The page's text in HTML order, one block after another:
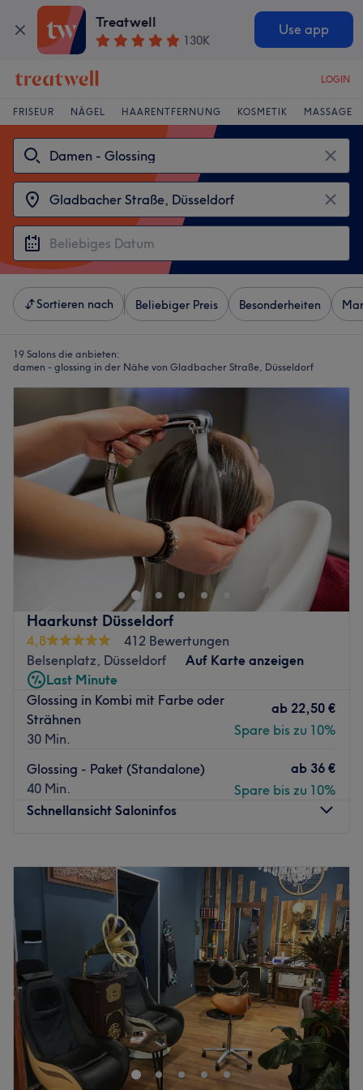
Treatwell
130K
Use app
LOGIN
FRISEUR NÄGEL HAARENTFERNUNG KOSMETIK MASSAGE
Sortieren nach Beliebiger Preis Besonderheiten
19 Salons die anbieten:
damen - glossing in der Nähe von Gladbacher Straße, Düsseldorf
Haarkunst Düsseldorf
4,8
412 Bewertungen
Belsenplatz, Düsseldorf
Auf Karte anzeigen
Last Minute
Glossing in Kombi mit Farbe oder
Strähnen
30 Min.
ab 22,50 €
Spare bis zu 10%
Glossing - Paket (Standalone)
40 Min.
ab 36 €
Spare bis zu 10%
Schnellansicht Saloninfos
Dienstag
09:00–19:00
Mittwoch
09:00–19:00
09:00–19:00
Freitag
09:00–19:00
Samstag
10:00–17:00
Sonntag
Geschlossen
Salon Haarkunst Düsseldorf in Düsseldorf ist ein moderner
Friseursalon, in dem Fürsorge und Komfort im Mittelpunkt
stehen – mit dem Ziel, jedem Kunden einen frischen,
typgerechten Look und ein rundum entspanntes